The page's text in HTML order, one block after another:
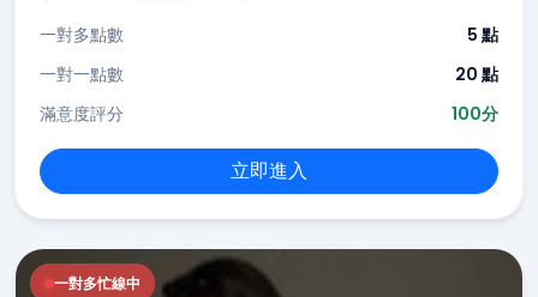
一對多點數
5 點
一對一點數
20 點
滿意度評分
100分
立即進入
一對多忙線中